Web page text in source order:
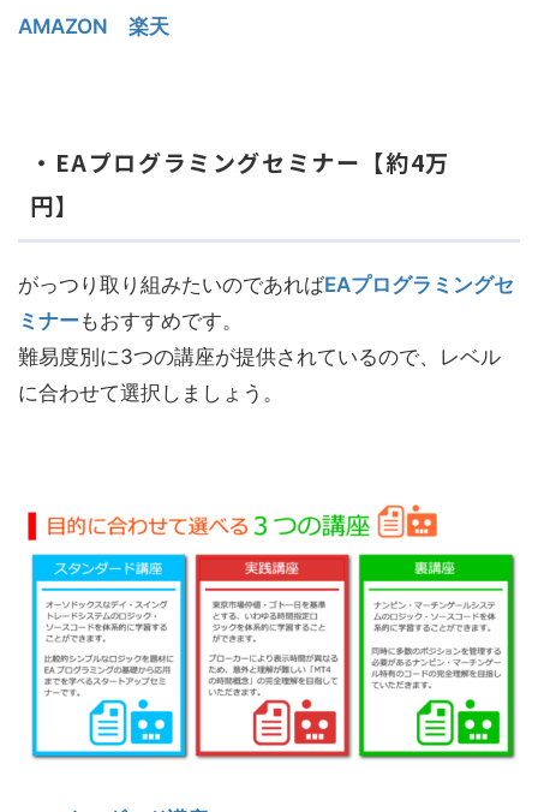
AMAZON 楽天
・EAプログラミングセミナー【約4万
円】
がっつり取り組みたいのであればEAプログラミングセ
ミナーもおすすめです。
難易度別に3つの講座が提供されているので、レベル
に合わせて選択しましょう。